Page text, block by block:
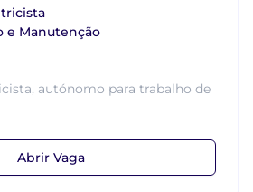
e Manutenção
autónomo para trabalho de
Abrir Vaga